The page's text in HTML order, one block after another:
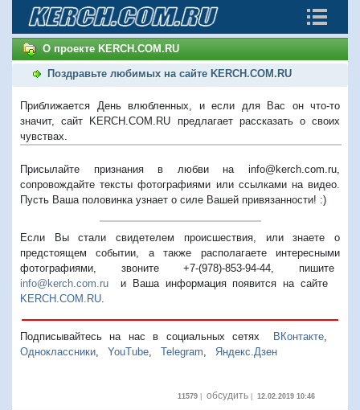
О проекте KERCH.COM.RU
Поздравьте любимых на сайте KERCH.COM.RU
Приближается День влюбленных, и если для Вас он что-то
значит, сайт KERCH.COM.RU предлагает рассказать о своих
чувствах.
Присылайте признания в любви на info@kerch.com.ru,
сопровождайте тексты фотографиями или ссылками на видео.
Пусть Ваша половинка узнает о силе Вашей привязанности! :)
Если Вы стали свидетелем происшествия, или знаете о
предстоящем событии, а также располагаете интересными
фотографиями, звоните +7-(978)-853-94-44, пишите
info@kerch.com.ru и Ваша информация появится на сайте
KERCH.COM.RU
Подписывайтесь на нас в социальных сетях ВКонтакте,
Одноклассники
YouTube Telegram Яндекс.Дзен
11579 |обсудить |12.02.2019 10:46